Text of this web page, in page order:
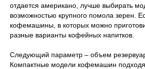
отдается американо, лучше выбирать
возможностью крупного помола зерен.
кофемашины, в которых можно
разные варианты кофейных напитков.
Следующий параметр – объем
Компактные модели кофемашин